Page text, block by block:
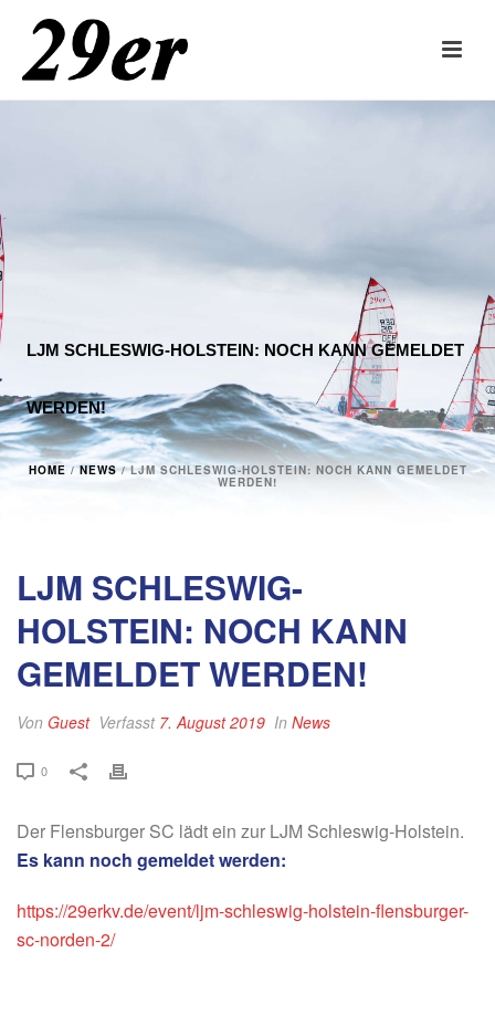
LJM SCHLESWIG-HOLSTEIN: NOCH KANN GEMELDET
WERDEN!
HOME /NEWS/ LJM SCHLESWIG-HOLSTEIN: NOCH KANN GEMELDET
WERDEN!
LJM SCHLESWIG-
HOLSTEIN: NOCH KANN
GEMELDET WERDEN!
Von Guest Verfasst 7. August 2019 In News
0
Der Flensburger SC lädt ein zur LJM Schleswig-Holstein.
Es kann noch gemeldet werden:
https://29erkv.de/event/ljm-schleswig-holstein-flensburger-
sc-norden-2/